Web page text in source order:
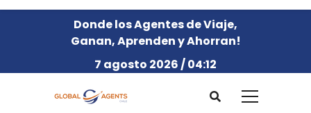
Donde los Agentes de Viaje,
Ganan, Aprenden y Ahorran!
7 agosto 2026 / 04:12